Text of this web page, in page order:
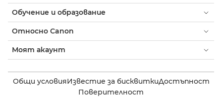
Обучение и образование
Относно Canon
Моят акаунт
Общи условияИзвестие за бисквиткиДостъпност
Поверителност